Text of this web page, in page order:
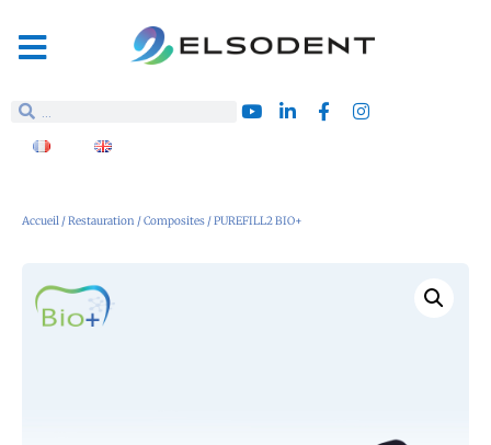
Accueil /Restauration /Composites / PUREFILL2 BIO+